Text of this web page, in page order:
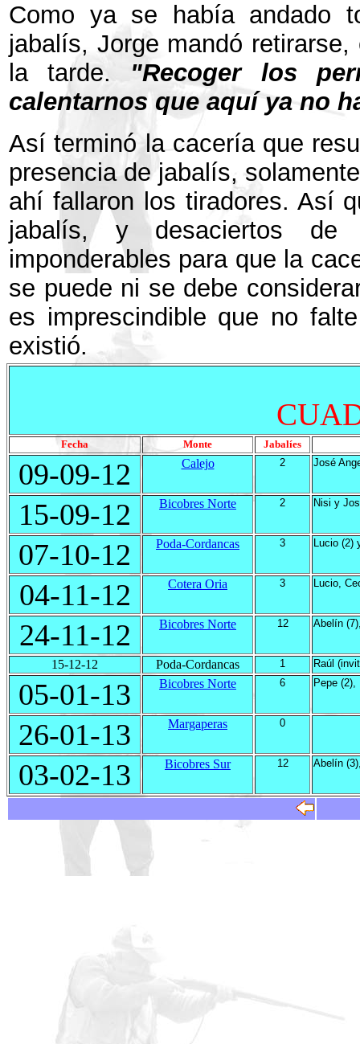
Como ya se había andado
jabalís, Jorge mandó
la tarde. "Recoger los
calentarnos que aquí ya no
Así terminó la cacería que
presencia de jabalís,
ahí fallaron los tiradores. Así
jabalís, y desaciertos de
imponderables para que la
se puede ni se debe
es imprescindible que no
existió.
Fecha Monte Jabalíes
09-09-12 Calejo 2 José
15-09-12 Bicobres Norte 2 Nisi y
07-10-12 Poda-Cordancas 3 Lucio (2)
04-11-12 Cotera Oria 3 Lucio,
24-11-12 Bicobres Norte 12 Abelín
15-12-12 Poda-Cordancas 1 Raúl
05-01-13 Bicobres Norte 6 Pepe
26-01-13 Margaperas 0
03-02-13 Bicobres Sur 12 Abelín